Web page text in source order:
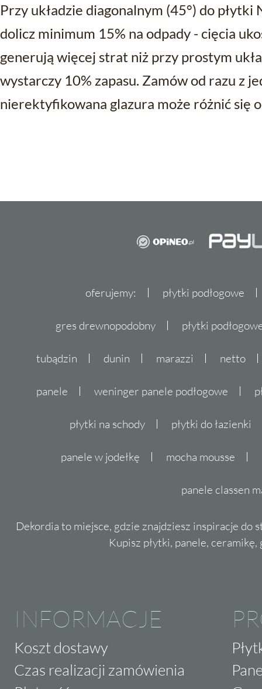
Przy układzie diagonalnym (45°) do
dolicz minimum 15% na odpady - cięcia
generują więcej strat niż przy prostym
wystarczy 10% zapasu. Zamów od razu z
nierektyfikowana glazura może różnić się
oferujemy: płytki podłogowe
gres drewnopodobny płytki
tubądzin dunin marazzi netto
panele weninger panele podłogowe
płytki na schody płytki do łazienki
panele w jodełkę mocha mousse
panele classen
Dekordia to miejsce, gdzie znajdziesz inspiracje do
Kupisz płytki, panele,
INFORMACJE
Koszt dostawy
Czas realizacji zamówienia